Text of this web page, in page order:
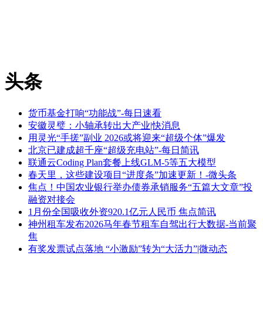
头条
货币基金打响“功能战”-每日速看
安徽灵璧：小轴承转出大产业|快消息
用灵光“手搓”副业 2026或将迎来“超级个体”爆发
北京已建成超千座“超级充电站”-每日简讯
联通云Coding Plan套餐上线GLM-5等五大模型
春天里，这些建设项目“进度条”加速更新！-微头条
焦点！中国农业银行举办债券承销服务“五篇大文章”投
融资对接会
1月份全国吸收外资920.1亿元人民币 焦点简讯
神州租车发布2026马年春节租车自驾出行大数据-当前聚
焦
有奖发票试点落地 “小激励”转为“大活力”|微动态